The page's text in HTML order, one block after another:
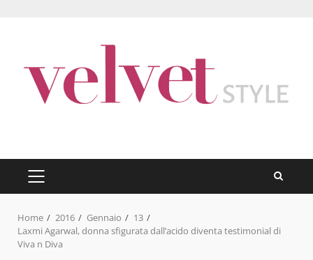
PRIMARY
MENU
Home 2016 Gennaio
13
Laxmi Agarwal, donna sfigurata dall’acido diventa testimonial di
Viva n Diva